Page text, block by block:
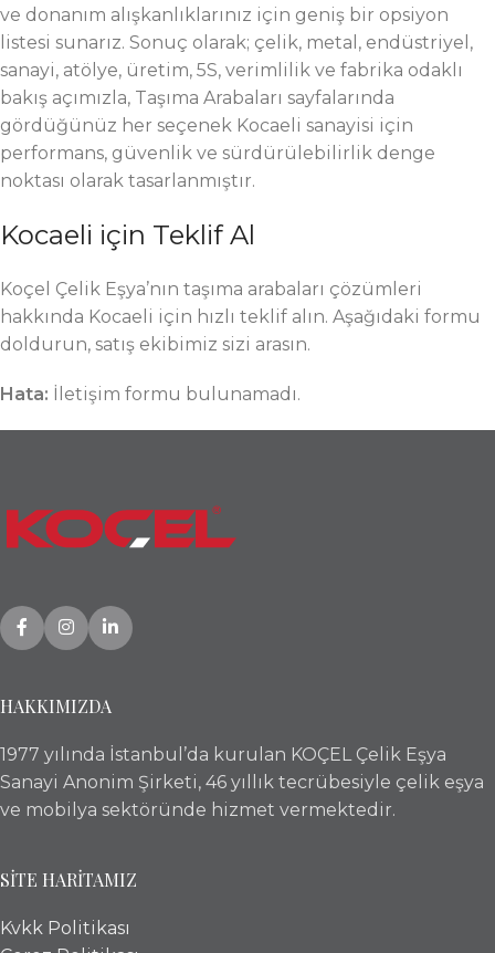
ve donanım alışkanlıklarınız için geniş bir opsiyon
listesi sunarız. Sonuç olarak; çelik, metal, endüstriyel,
sanayi, atölye, üretim, 5S, verimlilik ve fabrika odaklı
bakış açımızla, Taşıma Arabaları sayfalarında
gördüğünüz her seçenek Kocaeli sanayisi için
performans, güvenlik ve sürdürülebilirlik denge
noktası olarak tasarlanmıştır.
Kocaeli için Teklif Al
Koçel Çelik Eşya’nın taşıma arabaları çözümleri
hakkında Kocaeli için hızlı teklif alın. Aşağıdaki formu
doldurun, satış ekibimiz sizi arasın.
Hata: İletişim formu bulunamadı.
HAKKIMIZDA
1977 yılında İstanbul’da kurulan KOÇEL Çelik Eşya
Sanayi Anonim Şirketi, 46 yıllık tecrübesiyle çelik eşya
ve mobilya sektöründe hizmet vermektedir.
SİTE HARİTAMIZ
Kvkk Politikası